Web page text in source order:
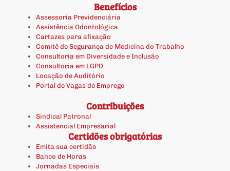
Benefícios
Assessoria Previdenciária
Assistência Odontológica
Cartazes para afixação
Comitê de Segurança de Medicina do Trabalho
Consultoria em Diversidade e Inclusão
Consultoria em LGPD
Locação de Auditório
Portal de Vagas de Emprego
Contribuições
Sindical Patronal
Assistencial Empresarial
Certidões obrigatórias
Emita sua certidão
Banco de Horas
Jornadas Especiais